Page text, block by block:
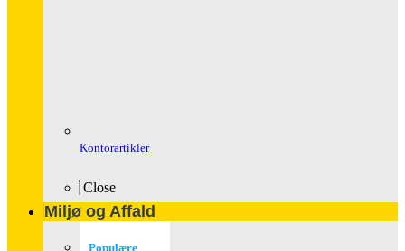
Kontorartikler
Close
Miljø og Affald
Populære